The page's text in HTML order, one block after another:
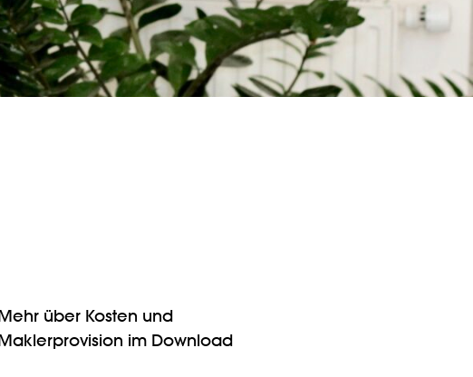
über Kosten und
im Download